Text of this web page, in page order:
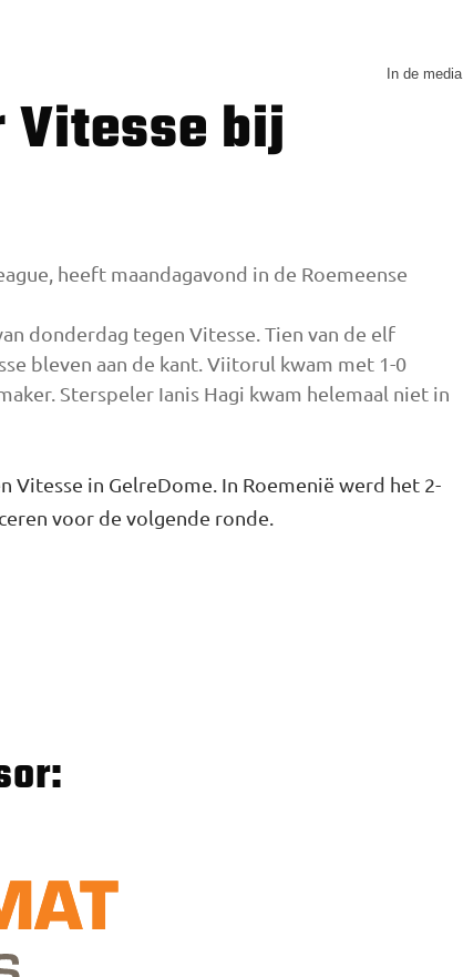
In de media
heeft maandagavond in de Roemeense
donderdag tegen Vitesse. Tien van de elf
bleven aan de kant. Viitorul kwam met 1-0
Sterspeler Ianis Hagi kwam helemaal niet in
Vitesse in GelreDome. In Roemenië werd het 2-
voor de volgende ronde.